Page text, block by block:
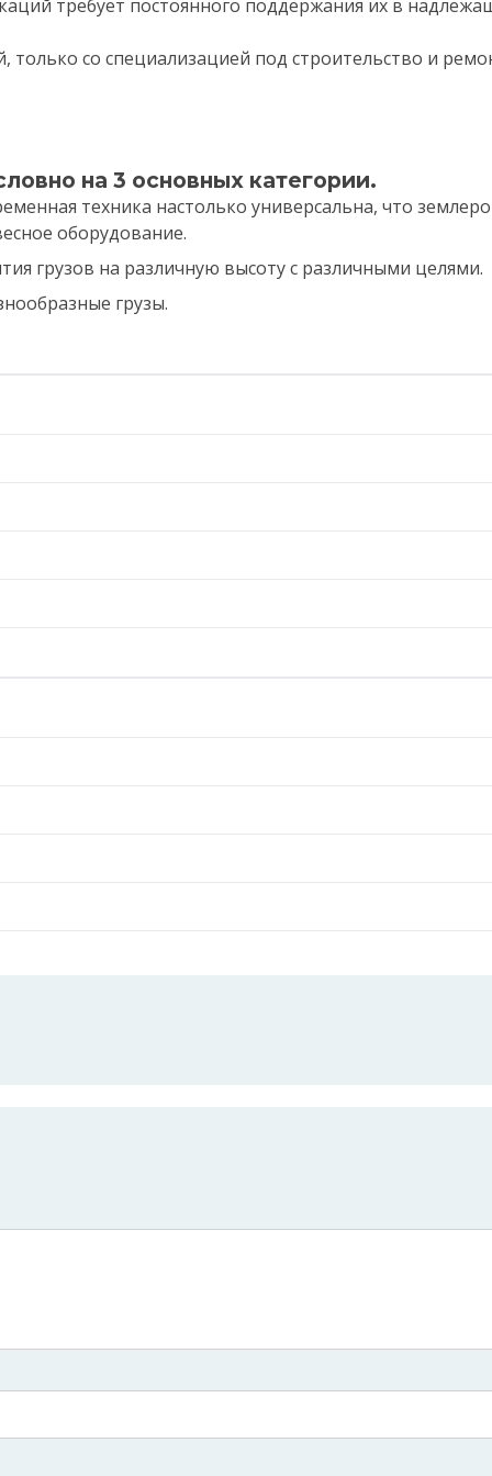
требует постоянного поддержания их в
только со специализацией под строительство и
на 3 основных категории.
техника настолько универсальна, что
оборудование.
грузов на различную высоту с различными целями.
грузы.